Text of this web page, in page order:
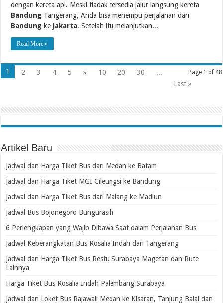
dengan kereta api. Meski tiadak tersedia jalur langsung kereta
Bandung Tangerang, Anda bisa menempu perjalanan dari
Bandung ke Jakarta. Setelah itu melanjutkan...
Read More »
Page 1 of 48
1 2 3 4 5 » 10 20 30
...
Last »
Artikel Baru
Jadwal dan Harga Tiket Bus dari Medan ke Batam
Jadwal dan Harga Tiket MGI Cileungsi ke Bandung
Jadwal dan Harga Tiket Bus dari Malang ke Madiun
Jadwal Bus Bojonegoro Bungurasih
6 Perlengkapan yang Wajib Dibawa Saat dalam Perjalanan Bus
Jadwal Keberangkatan Bus Rosalia Indah dari Tangerang
Jadwal dan Harga Tiket Bus Restu Surabaya Magetan dan Rute
Lainnya
Harga Tiket Bus Rosalia Indah Palembang Surabaya
Jadwal dan Loket Bus Rajawali Medan ke Kisaran, Tanjung Balai dan